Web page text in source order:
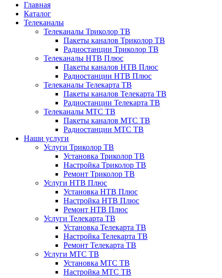
Главная
Каталог
Телеканалы
Телеканалы Триколор ТВ
Пакеты каналов Триколор ТВ
Радиостанции Триколор ТВ
Телеканалы НТВ Плюс
Пакеты каналов НТВ Плюс
Радиостанции НТВ Плюс
Телеканалы Телекарта ТВ
Пакеты каналов Телекарта ТВ
Радиостанции Телекарта ТВ
Телеканалы МТС ТВ
Пакеты каналов МТС ТВ
Радиостанции МТС ТВ
Наши услуги
Услуги Триколор ТВ
Установка Триколор ТВ
Настройка Триколор ТВ
Ремонт Триколор ТВ
Услуги НТВ Плюс
Установка НТВ Плюс
Настройка НТВ Плюс
Ремонт НТВ Плюс
Услуги Телекарта ТВ
Установка Телекарта ТВ
Настройка Телекарта ТВ
Ремонт Телекарта ТВ
Услуги МТС ТВ
Установка МТС ТВ
Настройка МТС ТВ